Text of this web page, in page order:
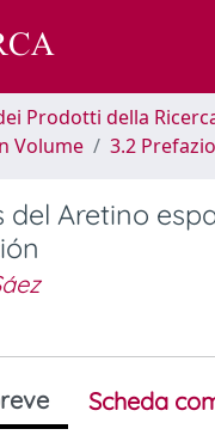
Prodotti della
Volume
3.2
del Aretino
Scheda